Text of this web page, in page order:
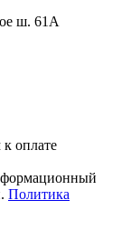
ш. 61А
Политика